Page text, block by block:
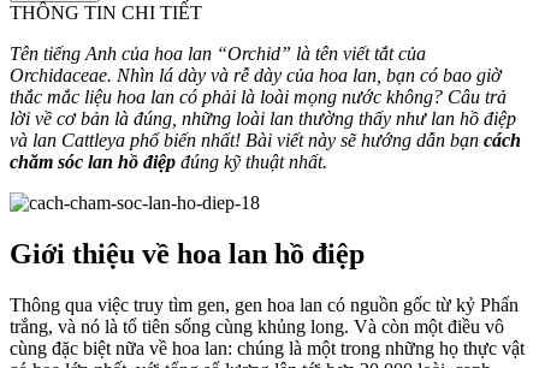
THÔNG TIN CHI TIẾT
Tên tiếng Anh của hoa lan “Orchid” là tên viết tắt của
Orchidaceae. Nhìn lá dày và rễ dày của hoa lan, bạn có bao giờ
thắc mắc liệu hoa lan có phải là loài mọng nước không? Câu trả
lời về cơ bản là đúng, những loài lan thường thấy như lan hồ điệp
và lan Cattleya phổ biến nhất! Bài viết này sẽ hướng dẫn bạn cách
chăm sóc lan hồ điệp đúng kỹ thuật nhất.
Giới thiệu về hoa lan hồ điệp
Thông qua việc truy tìm gen, gen hoa lan có nguồn gốc từ kỷ Phấn
trắng, và nó là tổ tiên sống cùng khủng long. Và còn một điều vô
cùng đặc biệt nữa về hoa lan: chúng là một trong những họ thực vật